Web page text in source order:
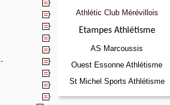
Athlétic Club Mérévillois
Etampes Athlétisme
AS Marcoussis
Ouest Essonne Athlétisme
St Michel Sports Athlétisme